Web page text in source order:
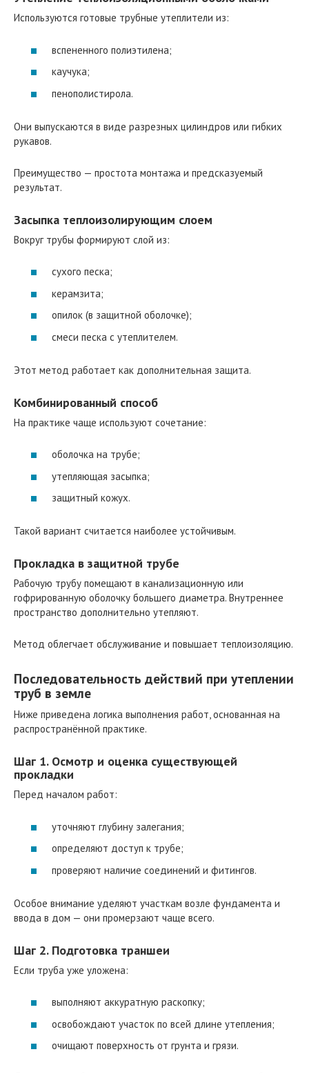
Используются готовые трубные утеплители из:
вспененного полиэтилена;
каучука;
пенополистирола.
Они выпускаются в виде разрезных цилиндров или гибких
рукавов.
Преимущество — простота монтажа и предсказуемый
результат.
Засыпка теплоизолирующим слоем
Вокруг трубы формируют слой из:
сухого песка;
керамзита;
опилок (в защитной оболочке);
смеси песка с утеплителем.
Этот метод работает как дополнительная защита.
Комбинированный способ
На практике чаще используют сочетание:
оболочка на трубе;
утепляющая засыпка;
защитный кожух.
Такой вариант считается наиболее устойчивым.
Прокладка в защитной трубе
Рабочую трубу помещают в канализационную или
гофрированную оболочку большего диаметра. Внутреннее
пространство дополнительно утепляют.
Метод облегчает обслуживание и повышает теплоизоляцию.
Последовательность действий при утеплении
труб в земле
Ниже приведена логика выполнения работ, основанная на
распространённой практике.
Шаг 1. Осмотр и оценка существующей
прокладки
Перед началом работ:
уточняют глубину залегания;
определяют доступ к трубе;
проверяют наличие соединений и фитингов.
Особое внимание уделяют участкам возле фундамента и
ввода в дом — они промерзают чаще всего.
Шаг 2. Подготовка траншеи
Если труба уже уложена:
выполняют аккуратную раскопку;
освобождают участок по всей длине утепления;
очищают поверхность от грунта и грязи.